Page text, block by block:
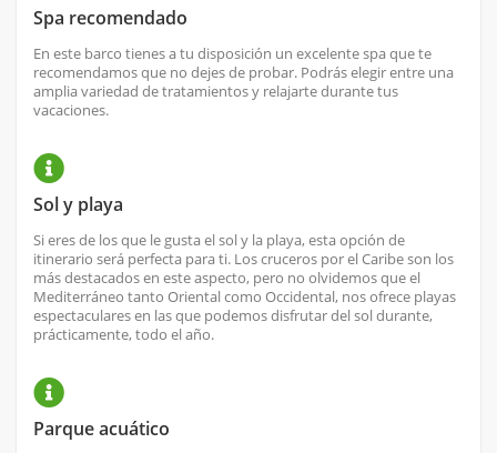
Spa recomendado
En este barco tienes a tu disposición un excelente spa que te
recomendamos que no dejes de probar. Podrás elegir entre una
amplia variedad de tratamientos y relajarte durante tus
vacaciones.
Sol y playa
Si eres de los que le gusta el sol y la playa, esta opción de
itinerario será perfecta para ti. Los cruceros por el Caribe son los
más destacados en este aspecto, pero no olvidemos que el
Mediterráneo tanto Oriental como Occidental, nos ofrece playas
espectaculares en las que podemos disfrutar del sol durante,
prácticamente, todo el año.
Parque acuático